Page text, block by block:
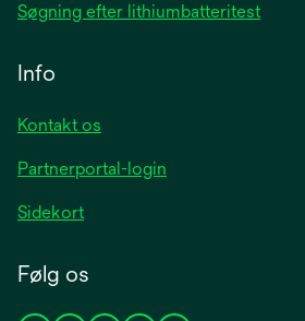
Søgning efter lithiumbatteritest
Info
Kontakt os
Partnerportal-login
Sidekort
Følg os